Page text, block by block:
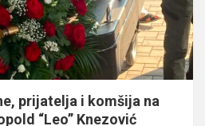
prijatelja i komšija na
“Leo” Knezović